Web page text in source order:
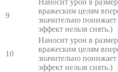
9
вражеским целям
значительно
эффект нельзя снять.)
10
Наносит урон в
вражеским целям
значительно
эффект нельзя снять.)